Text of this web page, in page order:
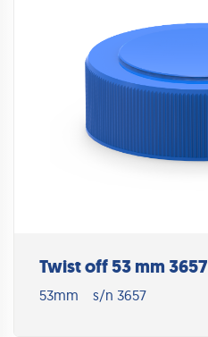
Twist off 53 mm 3657
53mm s/n 3657